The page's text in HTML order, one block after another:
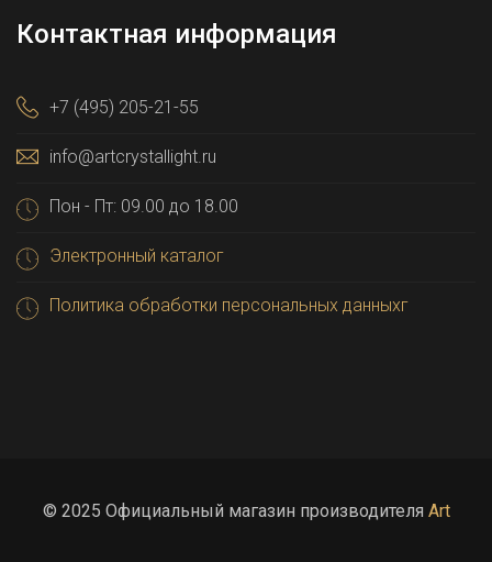
Контактная информация
+7 (495) 205-21-55
info@artcrystallight.ru
Пон - Пт: 09.00 до 18.00
Электронный каталог
Политика обработки персональных данныхг
© 2025 Официальный магазин производителя Art